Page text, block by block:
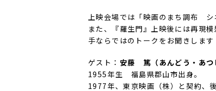
上映会場では「映画のまち調布 シ
また、『羅生門』上映後には再現
手ならではのトークをお聞きします
ゲスト： 安藤 篤（あんどう・あつ
1955年生 福島県郡山市出身。
1977年、東京映画（株）と契約、